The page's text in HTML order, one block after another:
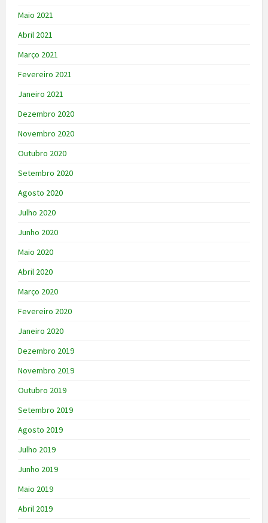
Maio 2021
Abril 2021
Março 2021
Fevereiro 2021
Janeiro 2021
Dezembro 2020
Novembro 2020
Outubro 2020
Setembro 2020
Agosto 2020
Julho 2020
Junho 2020
Maio 2020
Abril 2020
Março 2020
Fevereiro 2020
Janeiro 2020
Dezembro 2019
Novembro 2019
Outubro 2019
Setembro 2019
Agosto 2019
Julho 2019
Junho 2019
Maio 2019
Abril 2019